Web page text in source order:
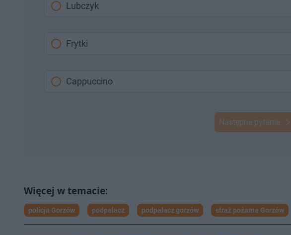
Lubczyk
Frytki
Cappuccino
Następne pytanie
policja Gorzów podpalacz podpalacz gorzów straż pożarna Gorzów